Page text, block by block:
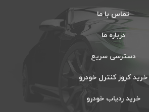
تماس با ما
درباره ما
دسترسی سریع
خرید کروز کنترل خودرو
خرید ردیاب خودرو